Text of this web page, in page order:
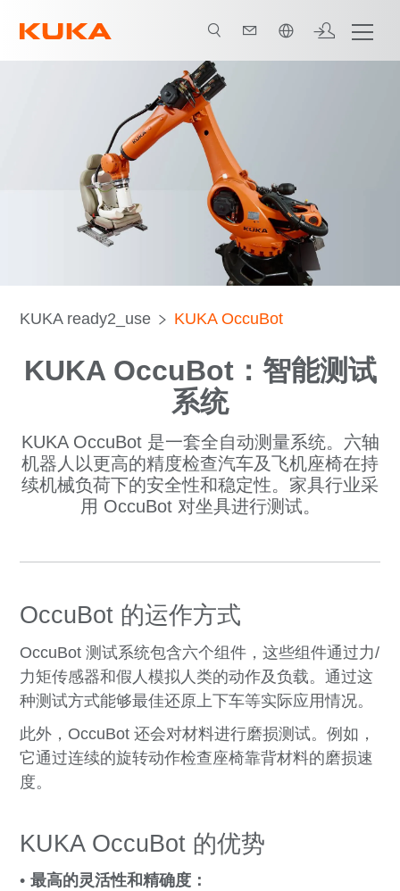
中文 / Chinese
KUKA ready2_use KUKA OccuBot
KUKA OccuBot：智能测试
系统
KUKA OccuBot 是一套全自动测量系统。六轴
机器人以更高的精度检查汽车及飞机座椅在持
续机械负荷下的安全性和稳定性。家具行业采
用 OccuBot 对坐具进行测试。
OccuBot 的运作方式
OccuBot 测试系统包含六个组件，这些组件通过力/
力矩传感器和假人模拟人类的动作及负载。通过这
种测试方式能够最佳还原上下车等实际应用情况。
此外，OccuBot 还会对材料进行磨损测试。例如，
它通过连续的旋转动作检查座椅靠背材料的磨损速
度。
KUKA OccuBot 的优势
最高的灵活性和精确度：